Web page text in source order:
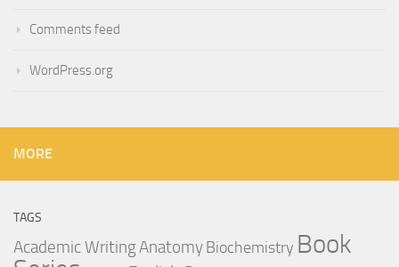
Comments feed
WordPress.org
MORE
TAGS
Academic WritingAnatomy Biochemistry Book